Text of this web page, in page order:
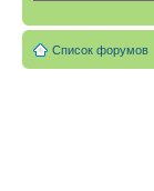
Список форумов